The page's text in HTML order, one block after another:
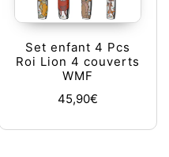
Set enfant 4 Pcs
Roi Lion 4 couverts
WMF
45,90€